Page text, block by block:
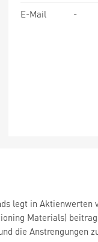
E-Mail
-
legt in
Materials)
die Anstrengungen